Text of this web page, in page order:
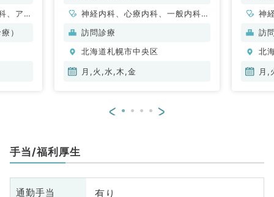
、アレ
科、形
科、内
）
常勤）神経内科、心療内科、一般内科、
循環器内科、呼吸器内科、消化器
科、老年内科、総合診療科、膠原
病科
訪問診療
北海道札幌市中央区
月,火,水,木,金
神
循
科
病
訪
北
月,
< >
手当/福利厚生
通勤手当 有り